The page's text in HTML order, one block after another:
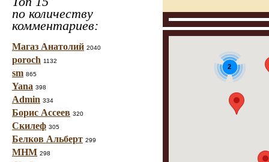
по количеству
комментариев:
Магаз Анатолий 2040
poroch 1132
sm 865
Yana 398
Admin 334
Борис Ассеев 320
Скилеф 305
Белков Альберт 299
МНМ 298
2